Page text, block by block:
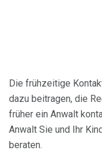
Die frühzeitige
dazu beitragen, die
früher ein Anwalt
Anwalt Sie und Ihr
beraten.